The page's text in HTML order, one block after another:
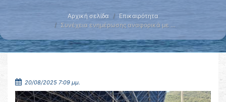
Αρχική σελίδα
Επικαιρότητα
Συνέχεια ενημέρωσης αναφορικά με …
20/08/2025 7:09 μμ.